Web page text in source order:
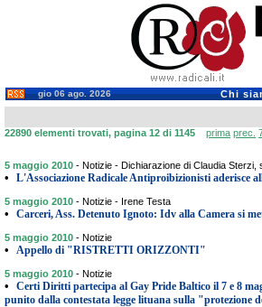
gio 06 ago. 2026 Chi
22890 elementi trovati, pagina 12 di 1145 prima prec.
5 maggio 2010 - Notizie - Dichiarazione di Claudia Sterzi,
• L'Associazione Radicale Antiproibizionisti aderisce
5 maggio 2010 - Notizie - Irene Testa
• Carceri, Ass. Detenuto Ignoto: Idv alla Camera si
5 maggio 2010 - Notizie
• Appello di "RISTRETTI ORIZZONTI"
5 maggio 2010 - Notizie
•
Certi Diritti partecipa al Gay Pride Baltico il 7 e 8
punito dalla contestata legge lituana sulla "protezione